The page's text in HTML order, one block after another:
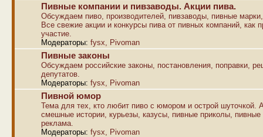
Пивные компании и пивзаводы. Акции пива.
Обсуждаем пиво, производителей, пивзаводы, пивные
Все свежие акции и конкурсы пива от пивных компаний, как
участие.
Модераторы: fysx Pivoman
Пивные законы
Обсуждаем российские законы, постановления, поправки,
депутатов.
Модераторы: fysx Pivoman
Пивной юмор
Тема для тех, кто любит пиво с юмором и острой шуточкой.
смешные истории, курьезы, казусы, пивные приколы,
реклама.
Модераторы: fysx Pivoman